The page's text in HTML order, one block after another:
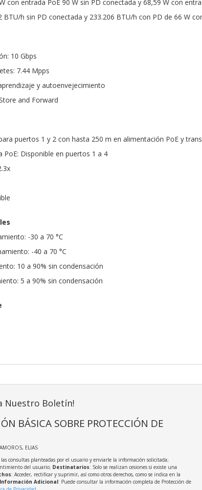
con entrada PoE 90 W sin PD conectada y 68,59 W con
BTU/h sin PD conectada y 233.206 BTU/h con PD de 66 W
10 Gbps
7.44 Mpps
y autoenvejecimiento
and Forward
puertos 1 y 2 con hasta 250 m en alimentación PoE y
PoE: Disponible en puertos 1 a 4
-30 a 70 °C
-40 a 70 °C
10 a 90% sin condensación
5 a 90% sin condensación
Nuestro Boletín!
BÁSICA SOBRE PROTECCIÓN DE
ELIAS
las consultas planteadas por el usuario y enviarle la información solicitada;
del usuario; Destinatarios: Solo se realizan cesiones si existe una
: Acceder, rectificar y suprimir, así como otros derechos, como se indica en la
Información Adicional: Puede consultar la información completa de Protección de